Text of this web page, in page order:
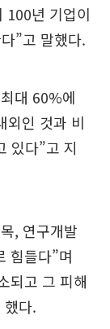
100년 기업이
”고 말했다.
대 60%에
외인 것과 비
있다”고 지
, 연구개발
힘들다”며
되고 그 피해
했다.